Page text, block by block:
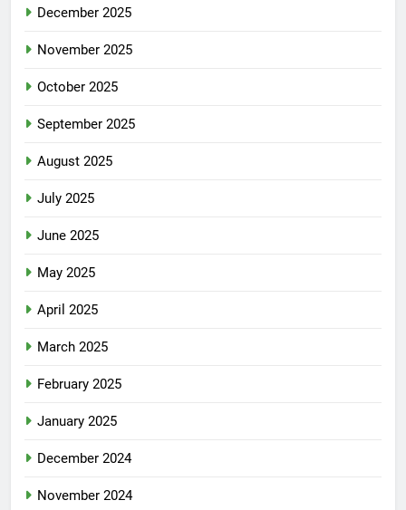
December 2025
November 2025
October 2025
September 2025
August 2025
July 2025
June 2025
May 2025
April 2025
March 2025
February 2025
January 2025
December 2024
November 2024